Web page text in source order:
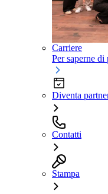
Carriere
Per saperne di
Diventa
Contatti
Stampa